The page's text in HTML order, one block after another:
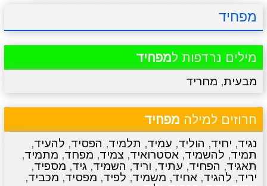
יצירה משחקי בנות אשליות חדשות
מפחיד
מילים נרדפות למפחיד
מבעית, מחריד
חרוזים למילה מפחיד
נגיד, יחיד, הוליד, עמיד, תלמיד, הפסיד, להעיד,
תמיד, להשמיד, אסטרואיד, צמיד, מפחד, מתמיד,
תאגיד, הפחיד, עתיד, וריד, השמיד, גיד, מספיד,
יריד, להגיד, אחיד, משמיד, לפיד, מפסיד, מכביד,